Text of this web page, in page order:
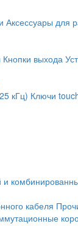
Аксессуары для
Кнопки выхода
кГц) Ключи
и
кабеля